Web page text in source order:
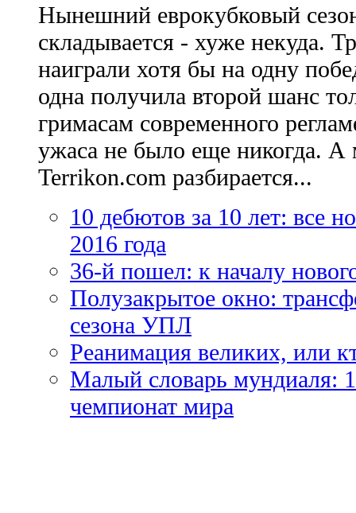
Нынешний еврокубковый
складывается - хуже некуда.
наиграли хотя бы на одну
одна получила второй шанс
гримасам современного
ужаса не было еще никогда. А
Terrikon.com разбирается...
10 дебютов за 10 лет: все
2016 года
36-й пошел: к началу
Полузакрытое окно:
сезона УПЛ
Реанимация великих, или
Малый словарь мундиаля:
чемпионат мира